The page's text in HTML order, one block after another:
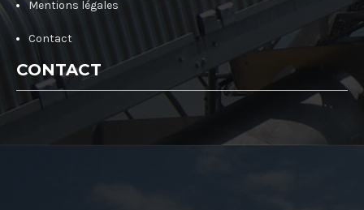
Mentions légales
Contact
CONTACT